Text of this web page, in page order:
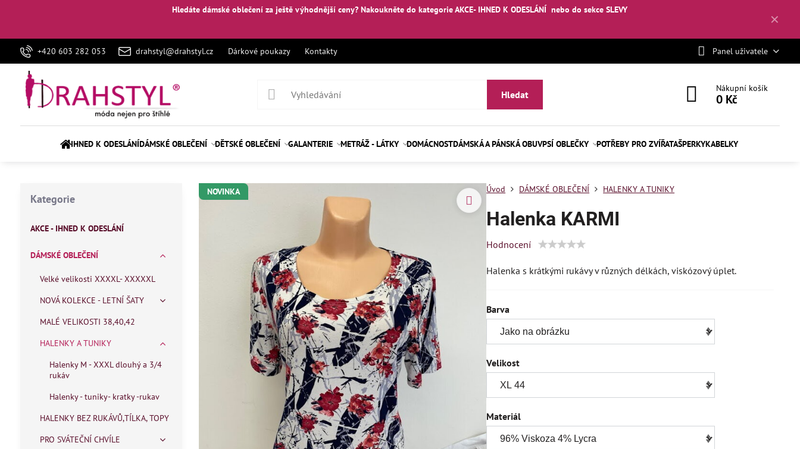
✕
Hledáte dámské oblečení za ještě výhodnější ceny? Nakouknětedo kategorie AKCE- IHNED K ODESLÁNÍ nebodo sekce SLEVY
+420 603 282 053 drahstyl@drahstyl.cz Dárkové poukazy Kontakty Panel uživatele
Hledat
Nákupní košík
0 Kč
IHNED K ODESLÁNÍDÁMSKÉ OBLEČENÍ DĚTSKÉ OBLEČENÍ GALANTERIE METRÁŽ - LÁTKY DOMÁCNOSTDÁMSKÁ A PÁNSKÁ OBUVPSÍ OBLEČKY POTŘEBY PRO ZVÍŘATAŠPERKYKABELKY
NOVINKA Úvod DÁMSKÉ OBLEČENÍ HALENKY A TUNIKY
Halenka KARMI
Hodnocení
Halenka s krátkými rukávy v různých délkách, viskózový úplet.
Barva
Velikost
Materiál
Kategorie
AKCE - IHNED K ODESLÁNÍ
DÁMSKÉ OBLEČENÍ
Velké velikosti XXXXL- XXXXXL
NOVÁ KOLEKCE - LETNÍ ŠATY
MALÉ VELIKOSTI 38,40,42
HALENKY A TUNIKY
Halenky M - XXXL dlouhý a 3/4
rukáv
Halenky - tuniky- kratky -rukav
HALENKY BEZ RUKÁVŮ,TÍLKA, TOPY
PRO SVÁTEČNÍ CHVÍLE